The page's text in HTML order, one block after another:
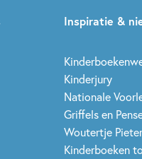
Inspiratie &
Kinderjury
Nationale
Griffels en
Woutertje
Kinderboeken